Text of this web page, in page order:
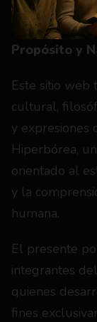
Propósito y
Este sitio web
cultural,
y expresiones
Hiperbórea,
orientado al
y la
humana.
El presente
integrantes del
quienes
fines